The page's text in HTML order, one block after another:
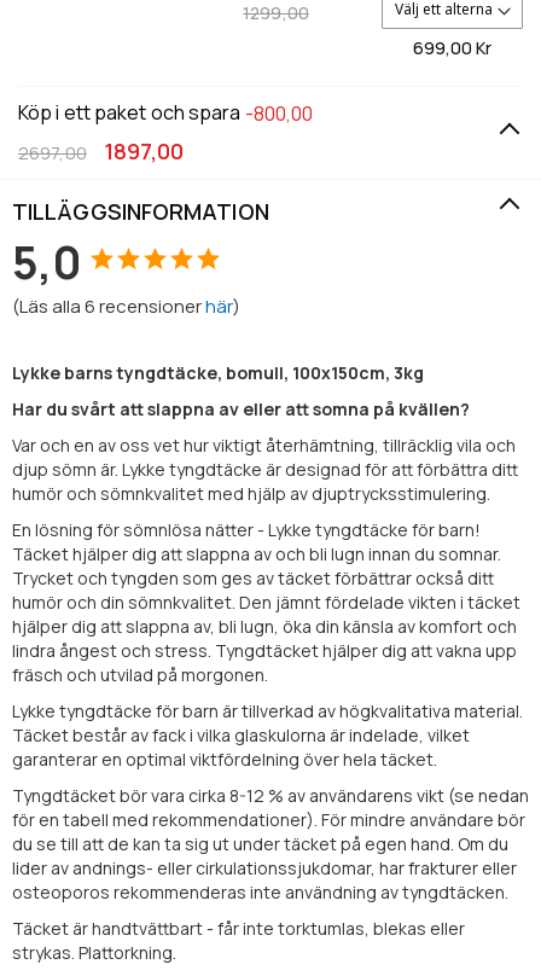
1299,00
699,00 Kr
Köp i ett paket och spara -800,00
1897,00
2697,00
TILLÄGGSINFORMATION
5,0
(Läs alla6recensionerhär)
Lykke barns tyngdtäcke, bomull, 100x150cm, 3kg
Har du svårt att slappna av eller att somna på kvällen?
Var och en av oss vet hur viktigt återhämtning, tillräcklig vila och
djup sömn är. Lykke tyngdtäcke är designad för att förbättra ditt
humör och sömnkvalitet med hjälp av djuptrycksstimulering.
En lösning för sömnlösa nätter - Lykke tyngdtäcke för barn!
Täcket hjälper dig att slappna av och bli lugn innan du somnar.
Trycket och tyngden som ges av täcket förbättrar också ditt
humör och din sömnkvalitet. Den jämnt fördelade vikten i täcket
hjälper dig att slappna av, bli lugn, öka din känsla av komfort och
lindra ångest och stress. Tyngdtäcket hjälper dig att vakna upp
fräsch och utvilad på morgonen.
Lykke tyngdtäcke för barn är tillverkad av högkvalitativa material.
Täcket består av fack i vilka glaskulorna är indelade, vilket
garanterar en optimal viktfördelning över hela täcket.
Tyngdtäcket bör vara cirka 8-12 % av användarens vikt (se nedan
för en tabell med rekommendationer). För mindre användare bör
du se till att de kan ta sig ut under täcket på egen hand. Om du
lider av andnings- eller cirkulationssjukdomar, har frakturer eller
osteoporos rekommenderas inte användning av tyngdtäcken.
Täcket är handtvättbart - får inte torktumlas, blekas eller
strykas. Plattorkning.